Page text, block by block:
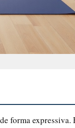
forma expressiva.